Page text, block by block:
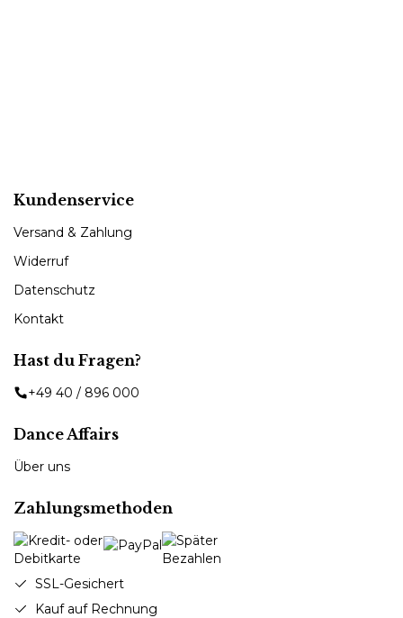
Kundenservice
Versand & Zahlung
Widerruf
Datenschutz
Kontakt
Hast du Fragen?
+49 40 / 896 000
Dance Affairs
Über uns
Zahlungsmethoden
SSL-Gesichert
Kauf auf Rechnung